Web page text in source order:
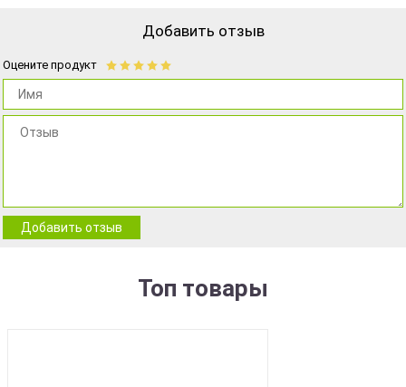
Добавить отзыв
Оцените продукт
Добавить отзыв
Топ товары